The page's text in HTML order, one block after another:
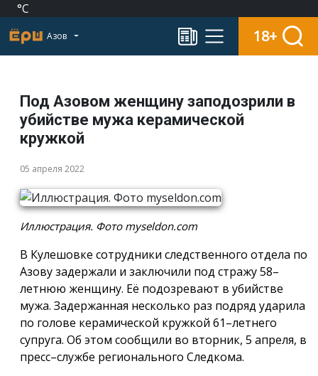
°C
Азов 18+
Под Азовом женщину заподозрили в
убийстве мужа керамической
кружкой
05 апреля 2022
Иллюстрация. Фото myseldon.com
В Кулешовке сотрудники следственного отдела по
Азову задержали и заключили под стражу 58–
летнюю женщину. Её подозревают в убийстве
мужа. Задержанная несколько раз подряд ударила
по голове керамической кружкой 61–летнего
супруга. Об этом сообщили во вторник, 5 апреля, в
пресс–службе регионального Следкома.